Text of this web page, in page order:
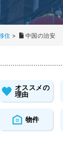
住 > 中国の治安
オススメの
理由
物件